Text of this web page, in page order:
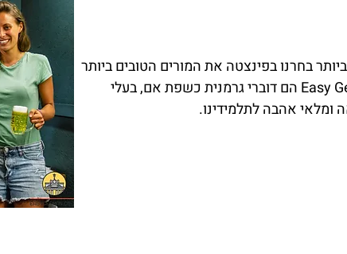
בחרנו בפינצטה את המורים הטובים ביותר
לגרמנית בישראל. כל המורים ב-Easy German הם דוברי גרמנית כשפת אם, בעלי
אהבה לתלמידינו.